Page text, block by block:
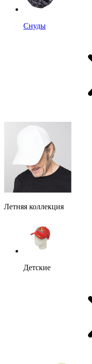
Снуды
Летняя коллекция
Детские